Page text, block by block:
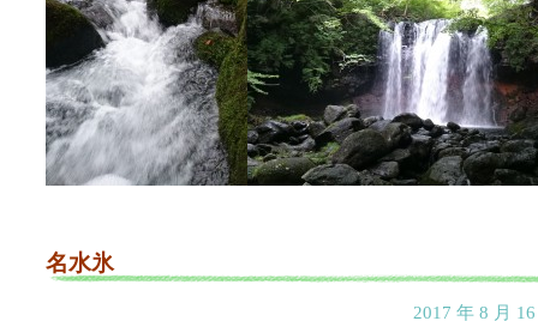
名水氷
2017 年 8 月